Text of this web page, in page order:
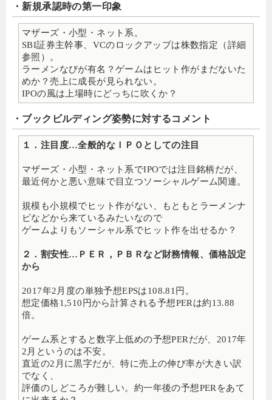
・新規承認時の第一印象
マザーズ・小型・ネット系。
SBI証券主幹事、VCのロックアップは株数指定（詳細
参照）。
ラーメンなびが有名？ゲームはヒット作がまだないた
めか？売上に成長が見られない。
IPOの風は上場時にどっちに吹くか？
・ブックビルディング姿勢に対するコメント
１．注目度…全般的なＩＰＯとしての注目
マザーズ・小型・ネット系でIPOでは注目銘柄だが、
最近何かと悪い意味で目立つソーシャルゲーム関連。
規模も小規模でヒット作がない、もともとラーメンナ
ビなどから来ているみたいなので
ゲームよりもソーシャル系でヒット作を出せるか？
２．割安性…ＰＥＲ，ＰＢＲなど財務情報、価格設定
から
2017年2月度の単独予想EPSは108.81円。
想定価格1,510円から計算される予想PERは約13.88
倍。
ゲーム系とすると数字上低めの予想PERだが、2017年
2月というのは不安。
直近の2月に黒字だが、特に売上の伸び率が大きい訳
でなく、
評価のしどころが難しい。約一年後の予想PERをあて